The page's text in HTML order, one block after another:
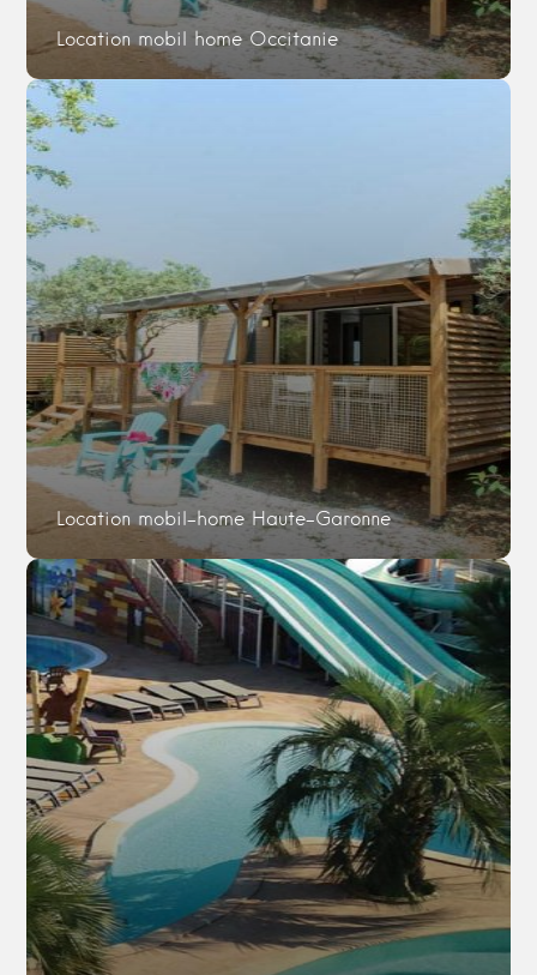
Location mobil home Occitanie
Location mobil-home Haute-Garonne